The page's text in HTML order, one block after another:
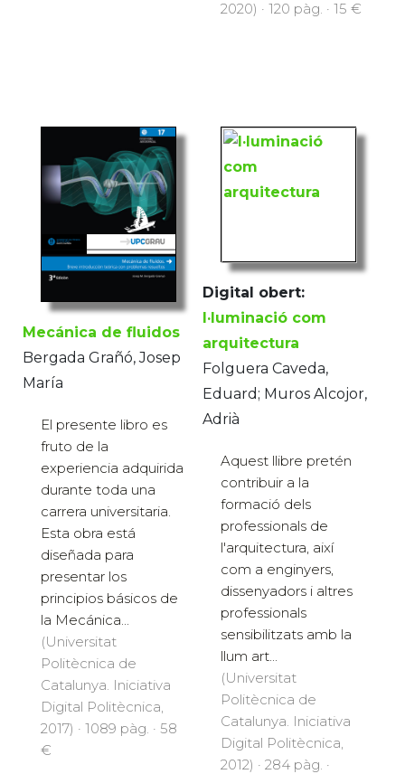
2020) · 120 pàg. · 15 €
Mecánica de fluidos
Bergada Grañó, Josep
María
El presente libro es
fruto de la
experiencia adquirida
durante toda una
carrera universitaria.
Esta obra está
diseñada para
presentar los
principios básicos de
la Mecánica...
(Universitat
Politècnica de
Catalunya. Iniciativa
Digital Politècnica,
2017) · 1089 pàg. · 58
€
Digital obert:
I·luminació com
arquitectura
Folguera Caveda,
Eduard; Muros Alcojor,
Adrià
Aquest llibre pretén
contribuir a la
formació dels
professionals de
l'arquitectura, així
com a enginyers,
dissenyadors i altres
professionals
sensibilitzats amb la
llum art...
(Universitat
Politècnica de
Catalunya. Iniciativa
Digital Politècnica,
2012) · 284 pàg. ·